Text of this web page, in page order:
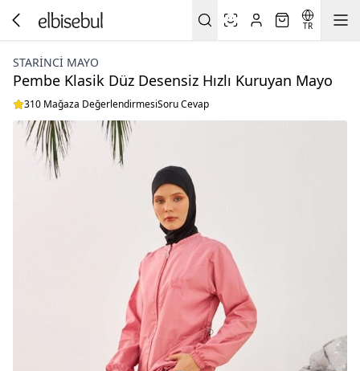
TR
STARINCI MAYO
Pembe Klasik Düz Desensiz Hızlı Kuruyan Mayo
310 Mağaza DeğerlendirmesiSoru Cevap